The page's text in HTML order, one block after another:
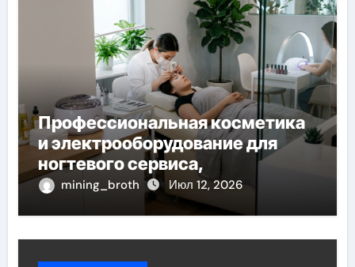
Профессиональная косметика
и электрооборудование для
ногтевого сервиса,
наращивания ресниц и
mining_broth Июл 12, 2026